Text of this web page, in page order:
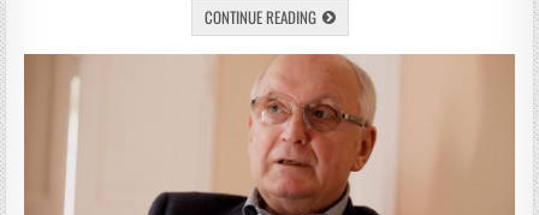
CONTINUE READING